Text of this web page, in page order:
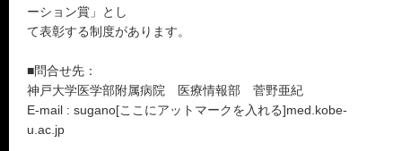
ーション賞」とし
て表彰する制度があります。
■問合せ先：
神戸大学医学部附属病院 医療情報部 菅野亜紀
E-mail : sugano[ここにアットマークを入れる]med.kobe-
u.ac.jp